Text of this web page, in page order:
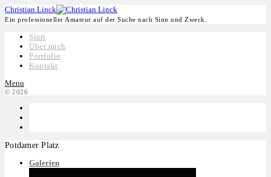
Christian Linck
Ein professioneller Amateur auf der Suche nach Sinn und Zweck.
Start
Über mich
Portfolio
Kontakt
Menu
© 2026
Potdamer Platz
Galerien